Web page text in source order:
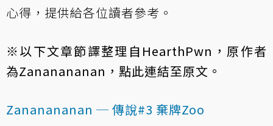
心得，提供給各位讀者參考。
※以下文章節譯整理自HearthPwn，原作者
為Zananananan， 點此連結至原文 。
Zananananan ─ 傳說#3 棄牌Zoo